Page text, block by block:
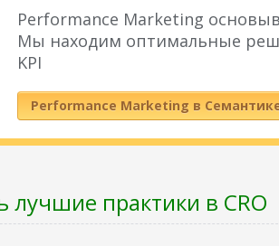
Performance Marketing
Мы находим оптимальные
KPI
Performance Marketing в
лучшие практики в CRO